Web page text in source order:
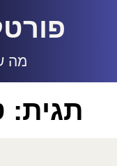
מה
תגית: